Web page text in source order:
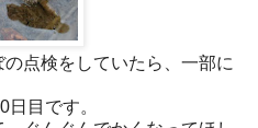
点検をしていたら、一部に
目です。